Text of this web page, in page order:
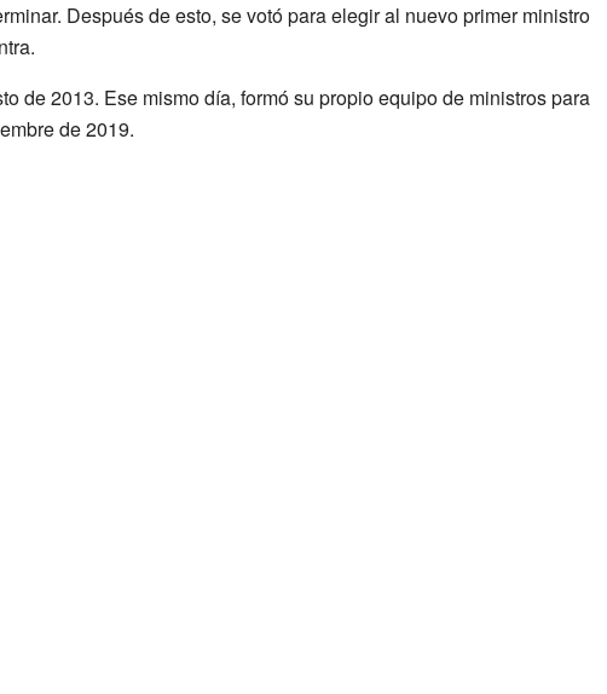
Después de esto, se votó para elegir al nuevo primer ministro
de 2013. Ese mismo día, formó su propio equipo de ministros para
de 2019.